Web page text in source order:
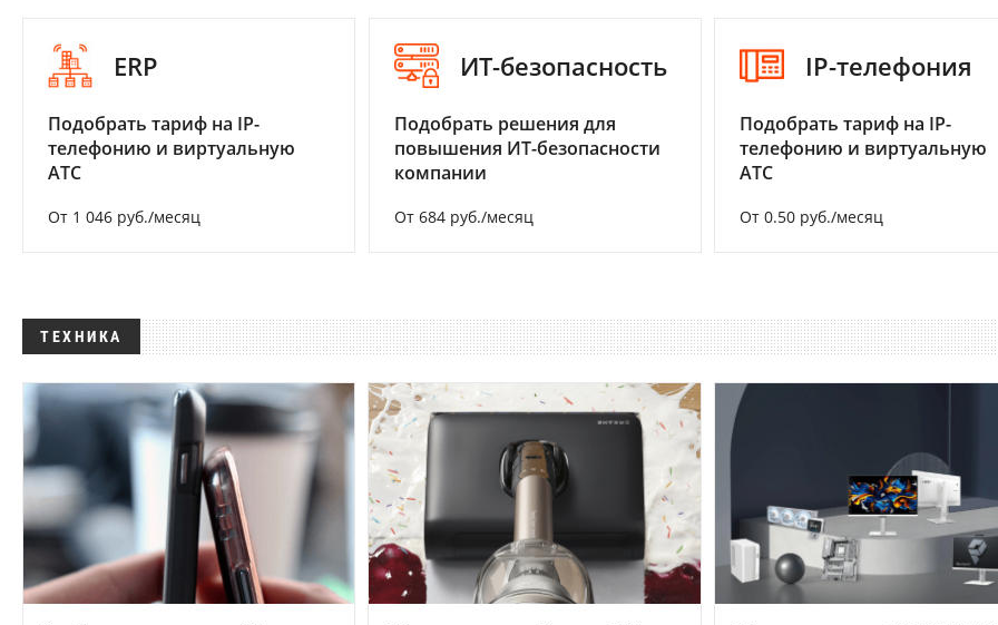
ERP
Подобрать тариф на IP-
телефонию и виртуальную
АТС
От 1 046 руб./месяц
ИТ-безопасность
Подобрать решения для
повышения ИТ-безопасности
компании
От 684 руб./месяц
IP-телефония
Подобрать тариф на IP-
телефонию и виртуальную
АТС
От 0.50 руб./месяц
ТЕХНИКА